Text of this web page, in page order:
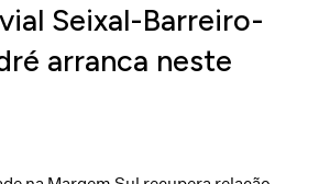
Seixal-Barreiro-
arranca neste